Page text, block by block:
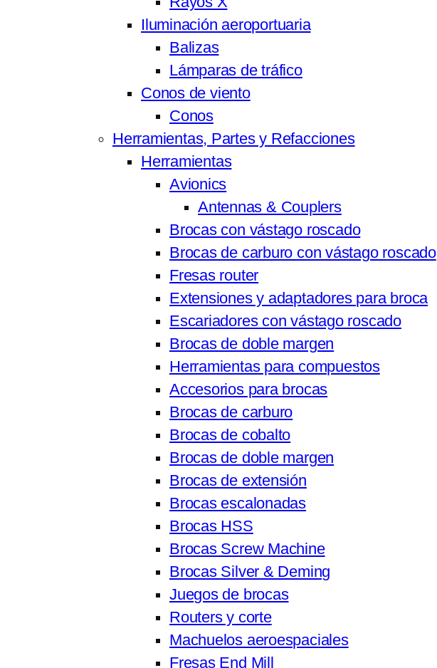
Iluminación aeroportuaria
Balizas
Lámparas de tráfico
Conos de viento
Conos
Herramientas, Partes y Refacciones
Herramientas
Avionics
Antennas & Couplers
Brocas con vástago roscado
Brocas de carburo con vástago roscado
Fresas router
Extensiones y adaptadores para broca
Escariadores con vástago roscado
Brocas de doble margen
Herramientas para compuestos
Accesorios para brocas
Brocas de carburo
Brocas de cobalto
Brocas de doble margen
Brocas de extensión
Brocas escalonadas
Brocas HSS
Brocas Screw Machine
Brocas Silver & Deming
Juegos de brocas
Routers y corte
Machuelos aeroespaciales
Fresas End Mill